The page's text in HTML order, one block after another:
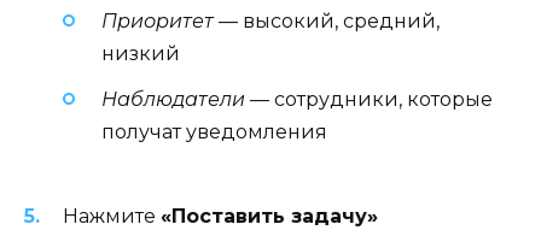
Приоритет— высокий, средний,
низкий
Наблюдатели — сотрудники, которые
получат уведомления
Нажмите «Поставить задачу»